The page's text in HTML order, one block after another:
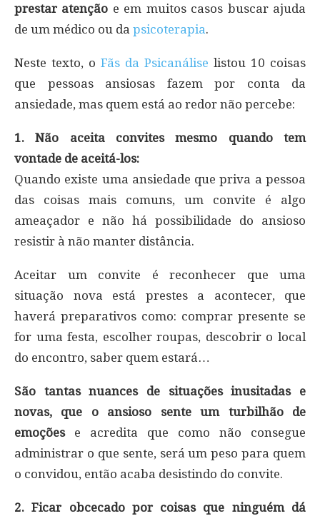
prestar atenção e em muitos casos buscar ajuda
de um médico ou da psicoterapia.
Neste texto, o Fãs da Psicanálise listou 10 coisas
que pessoas ansiosas fazem por conta da
ansiedade, mas quem está ao redor não percebe:
1. Não aceita convites mesmo quando tem
vontade de aceitá-los:
Quando existe uma ansiedade que priva a pessoa
das coisas mais comuns, um convite é algo
ameaçador e não há possibilidade do ansioso
resistir à não manter distância.
Aceitar um convite é reconhecer que uma
situação nova está prestes a acontecer, que
haverá preparativos como: comprar presente se
for uma festa, escolher roupas, descobrir o local
do encontro, saber quem estará…
São tantas nuances de situações inusitadas e
novas, que o ansioso sente um turbilhão de
emoçõese acredita que como não consegue
administrar o que sente, será um peso para quem
o convidou, então acaba desistindo do convite.
2. Ficar obcecado por coisas que ninguém dá